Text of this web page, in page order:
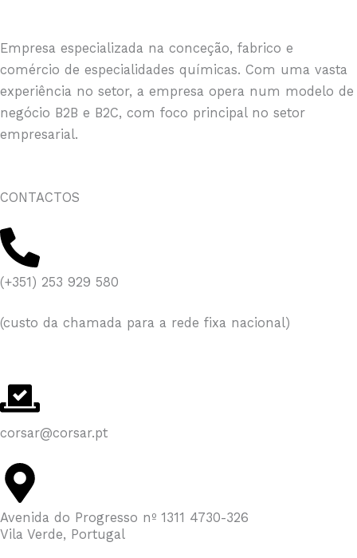
Empresa especializada na conceção, fabrico e
comércio de especialidades químicas. Com uma vasta
experiência no setor, a empresa opera num modelo de
negócio B2B e B2C, com foco principal no setor
empresarial.
CONTACTOS
(+351) 253 929 580
(custo da chamada para a rede fixa nacional)
corsar@corsar.pt
Avenida do Progresso nº 1311 4730-326
Vila Verde, Portugal